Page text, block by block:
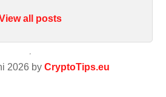
2026 byCryptoTips.eu
all posts